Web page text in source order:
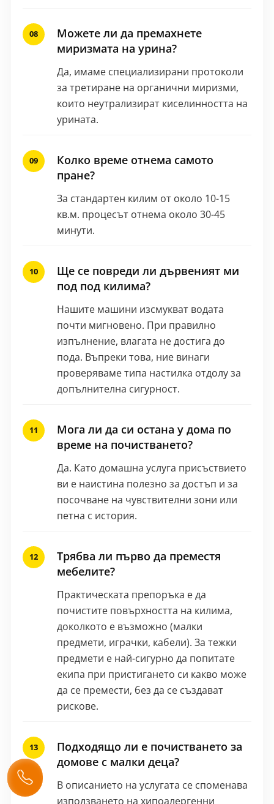
Можете ли да премахнете
миризмата на урина?
Да, имаме специализирани протоколи
за третиране на органични миризми,
които неутрализират киселинността на
урината.
Колко време отнема самото
пране?
За стандартен килим от около 10-15
кв.м. процесът отнема около 30-45
минути.
Ще се повреди ли дървеният ми
под под килима?
Нашите машини изсмукват водата
почти мигновено. При правилно
изпълнение, влагата не достига до
пода. Въпреки това, ние винаги
проверяваме типа настилка отдолу за
допълнителна сигурност.
Мога ли да си остана у дома по
време на почистването?
Да. Като домашна услуга присъствието
ви е наистина полезно за достъп и за
посочване на чувствителни зони или
петна с история.
Трябва ли първо да преместя
мебелите?
Практическата препоръка е да
почистите повърхността на килима,
доколкото е възможно (малки
предмети, играчки, кабели). За тежки
предмети е най-сигурно да попитате
екипа при пристигането си какво може
да се премести, без да се създават
рискове.
Подходящо ли е почистването за
домове с малки деца?
В описанието на услугата се споменава
използването на хипоалергенни